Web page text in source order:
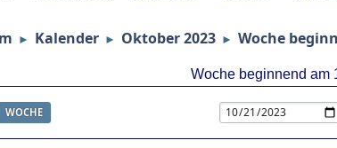
► Kalender ► Oktober 2023 ► Woche
Woche beginnend am
WOCHE